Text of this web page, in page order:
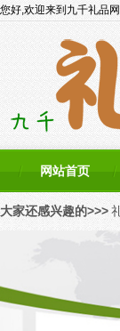
网站首页
您好,欢迎来到九千礼品
大家还感兴趣的>>>